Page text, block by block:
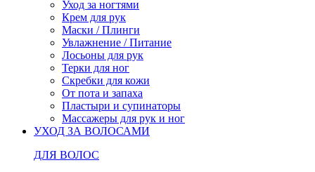
Уход за ногтями
Крем для рук
Маски / Плинги
Увлажнение / Питание
Лосьоны для рук
Терки для ног
Скребки для кожи
От пота и запаха
Пластыри и супинаторы
Массажеры для рук и ног
УХОД ЗА ВОЛОСАМИ
ДЛЯ ВОЛОС